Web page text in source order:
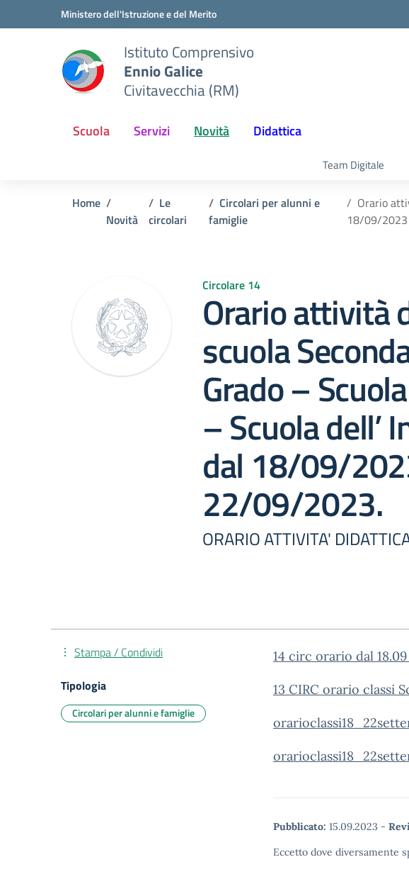
Vai ai contenuti
Vai al menu di navigazioneMinistero dell'Istruzione e del Merito
Istituto Comprensivo
Ennio Galice
Civitavecchia (RM)
Scuola Servizi Novità Didattica
Team Digitale
Home
Novità
Le
circolari
Circolari per alunni e
famiglie
Orario
18/09/
Circolare 14
Orario attività
scuola
Grado –
– Scuola dell’
dal 18/09/
22/09/2023.
ORARIO ATTIVITA'
14 circ orario dal
13 CIRC orario classi
Pubblicato: 15.09.2023 -
Eccetto dove diversamente
Stampa / Condividi
Tipologia
Circolari per alunni e famiglie